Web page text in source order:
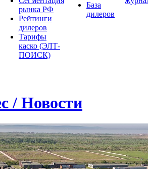
рынка РФ
Рейтинги
дилеров
Тарифы
каско (ЭЛТ-
ПОИСК)
База
дилеров
/ Новости